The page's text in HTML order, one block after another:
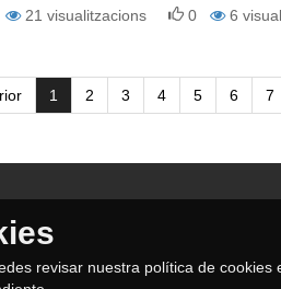
21 visualitzacions 0
6
1 (current)
2 3 4 5 6 7
revisar nuestra política de